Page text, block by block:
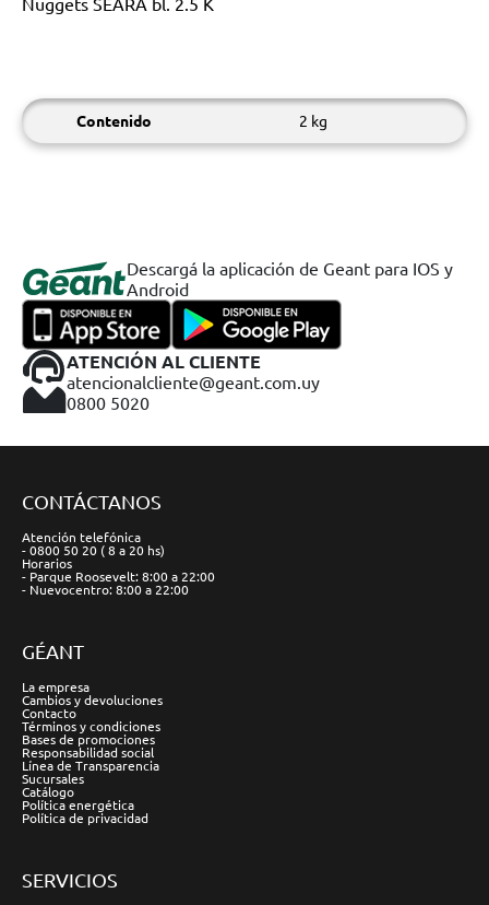
Contenido 2 kg
Descargá la aplicación de Geant para IOS y
Android
ATENCIÓN AL CLIENTE
atencionalcliente@geant.com.uy
0800 5020
CONTÁCTANOS
Atención telefónica
- 0800 50 20 ( 8 a 20 hs)
Horarios
- Parque Roosevelt: 8:00 a 22:00
- Nuevocentro: 8:00 a 22:00
GÉANT
La empresa
Cambios y devoluciones
Contacto
Términos y condiciones
Bases de promociones
Responsabilidad social
Línea de Transparencia
Sucursales
Catálogo
Política energética
Política de privacidad
SERVICIOS